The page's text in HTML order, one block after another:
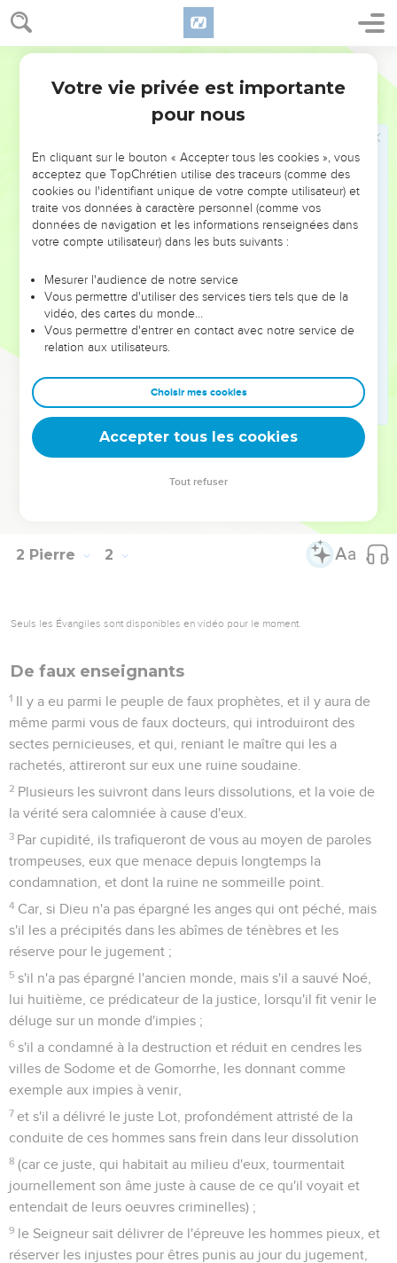
2 Pierre 1
Mais j'aurai soin qu'après mon départ vous puissiez
toujours vous souvenir de ces choses.
Ceux qui ont vu la gloire du Christ
Ce n'est pas, en effet, en suivant des fables habilement
conçues, que nous vous avons fait connaître la puissance et
l'avènement de notre Seigneur Jésus Christ, mais c'est
comme ayant vu sa majesté de nos propres yeux.
Car il a reçu de Dieu le Père honneur et gloire, quand la
gloire magnifique lui fit entendre une voix qui disait : Celui-ci
est mon Fils bien-aimé, en qui j'ai mis toute mon affection.
nous étions avec lui sur la sainte montagne.
Et nous tenons pour d'autant plus certaine la parole
prophétique, à laquelle vous faites bien de prêter attention,
comme à une lampe qui brille dans un lieu obscur, jusqu'à ce
que le jour vienne à paraître et que l'étoile du matin se lève
dans vos coeurs ;
sachant tout d'abord vous-mêmes qu'aucune prophétie de
l'Écriture ne peut être un objet d'interprétation particulière,
car ce n'est pas par une volonté d'homme qu'une
2 Pierre 2
Seuls les Évangiles sont disponibles en vidéo pour le moment.
De faux enseignants
1 Il y a eu parmi le peuple de faux prophètes, et il y aura de
même parmi vous de faux docteurs, qui introduiront des
sectes pernicieuses, et qui, reniant le maître qui les a
rachetés, attireront sur eux une ruine soudaine.
2 Plusieurs les suivront dans leurs dissolutions, et la voie de
la vérité sera calomniée à cause d'eux.
3 Par cupidité, ils trafiqueront de vous au moyen de paroles
trompeuses, eux que menace depuis longtemps la
condamnation, et dont la ruine ne sommeille point.
4 Car, si Dieu n'a pas épargné les anges qui ont péché, mais
s'il les a précipités dans les abîmes de ténèbres et les
réserve pour le jugement ;
5 s'il n'a pas épargné l'ancien monde, mais s'il a sauvé Noé,
lui huitième, ce prédicateur de la justice, lorsqu'il fit venir le
déluge sur un monde d'impies ;
6 s'il a condamné à la destruction et réduit en cendres les
villes de Sodome et de Gomorrhe, les donnant comme
exemple aux impies à venir,
7 et s'il a délivré le juste Lot, profondément attristé de la
conduite de ces hommes sans frein dans leur dissolution
8 (car ce juste, qui habitait au milieu d'eux, tourmentait
journellement son âme juste à cause de ce qu'il voyait et
entendait de leurs oeuvres criminelles) ;
9 le Seigneur sait délivrer de l'épreuve les hommes pieux, et
réserver les injustes pour êtres punis au jour du jugement,
Votre vie privée est importante
pour nous
En cliquant sur le bouton « Accepter tous les cookies », vous
acceptez que TopChrétien utilise des traceurs (comme des
cookies ou l'identifiant unique de votre compte utilisateur) et
traite vos données à caractère personnel (comme vos
données de navigation et les informations renseignées dans
votre compte utilisateur) dans les buts suivants :
Mesurer l'audience de notre service
Vous permettre d'utiliser des services tiers tels que de la
vidéo, des cartes du monde…
Vous permettre d'entrer en contact avec notre service de
relation aux utilisateurs.
Choisir mes cookies
Accepter tous les cookies
Tout refuser